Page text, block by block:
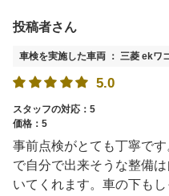
投稿者さん
車検を実施した車両 ： 三菱 ekワ
5.0
スタッフの対応：5
価格：5
事前点検がとても丁寧で
で自分で出来そうな整備
いてくれます。車の下も